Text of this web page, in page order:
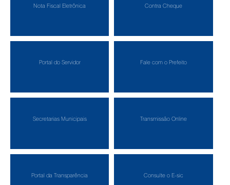
Nota Fiscal Eletrônica Contra Cheque
Portal do Servidor Fale com o Prefeito
Secretarias Municipais Transmissão Online
Portal da Transparência Consulte o E-sic